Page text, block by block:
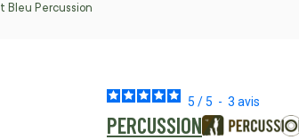
Bleu Percussion
5 /5 - 3 avis
PERCUSSION